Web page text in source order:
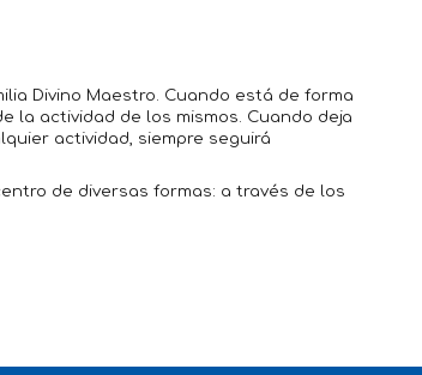
Divino Maestro. Cuando está de forma
la actividad de los mismos. Cuando deja
actividad, siempre seguirá
de diversas formas: a través de los